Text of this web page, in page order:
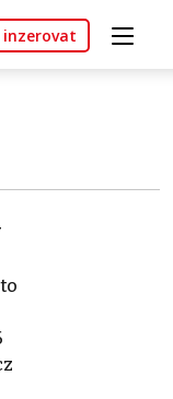
inzerovat